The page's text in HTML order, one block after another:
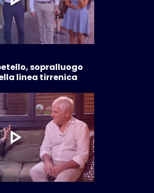
sopralluogo
linea tirrenica